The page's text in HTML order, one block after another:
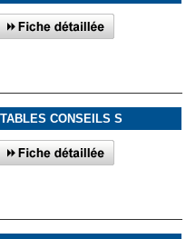
CONSEILS S